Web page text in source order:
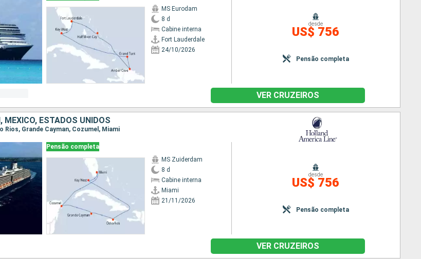
MS Eurodam
8 d
Cabine interna
Fort Lauderdale
24/10/2026
desde
US$ 756
Pensão completa
VER CRUZEIROS
ESTADOS UNIDOS
Rios, Grande Cayman, Cozumel, Miami
Pensão completa
MS Zuiderdam
8 d
Cabine interna
Miami
21/11/2026
desde
US$ 756
Pensão completa
VER CRUZEIROS